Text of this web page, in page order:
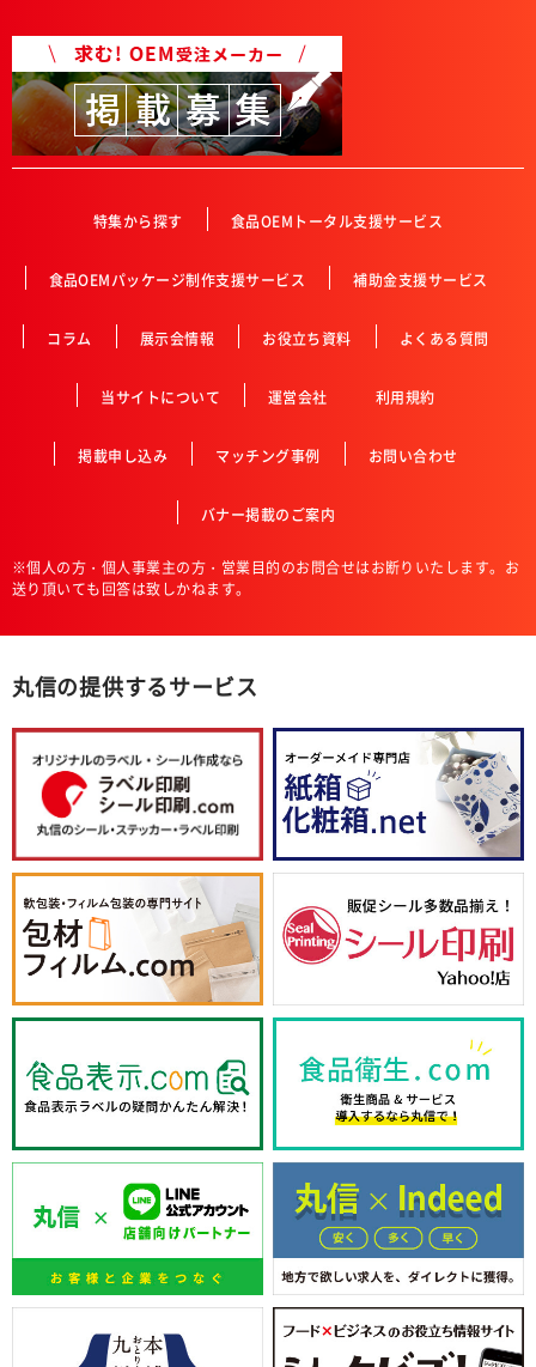
特集から探す 食品OEMトータル支援サービス
食品OEMパッケージ制作支援サービス 補助金支援サービス
コラム 展示会情報 お役立ち資料 よくある質問
当サイトについて 運営会社 利用規約
掲載申し込み マッチング事例 お問い合わせ
バナー掲載のご案内
※個人の方・個人事業主の方・営業目的のお問合せはお断りいたします。お
送り頂いても回答は致しかねます。
丸信の提供するサービス